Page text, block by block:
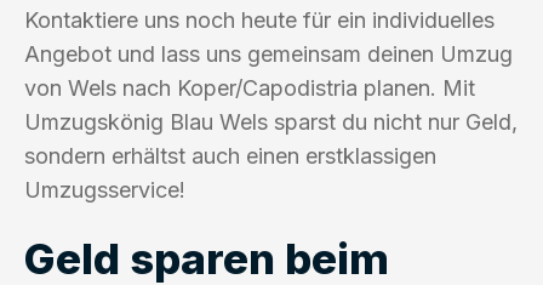
Kontaktiere uns noch heute für ein individuelles
Angebot und lass uns gemeinsam deinen Umzug
von Wels nach Koper/Capodistria planen. Mit
Umzugskönig Blau Wels sparst du nicht nur Geld,
sondern erhältst auch einen erstklassigen
Umzugsservice!
Geld sparen beim